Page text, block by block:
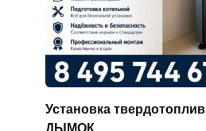
Установка
ДЫМОК